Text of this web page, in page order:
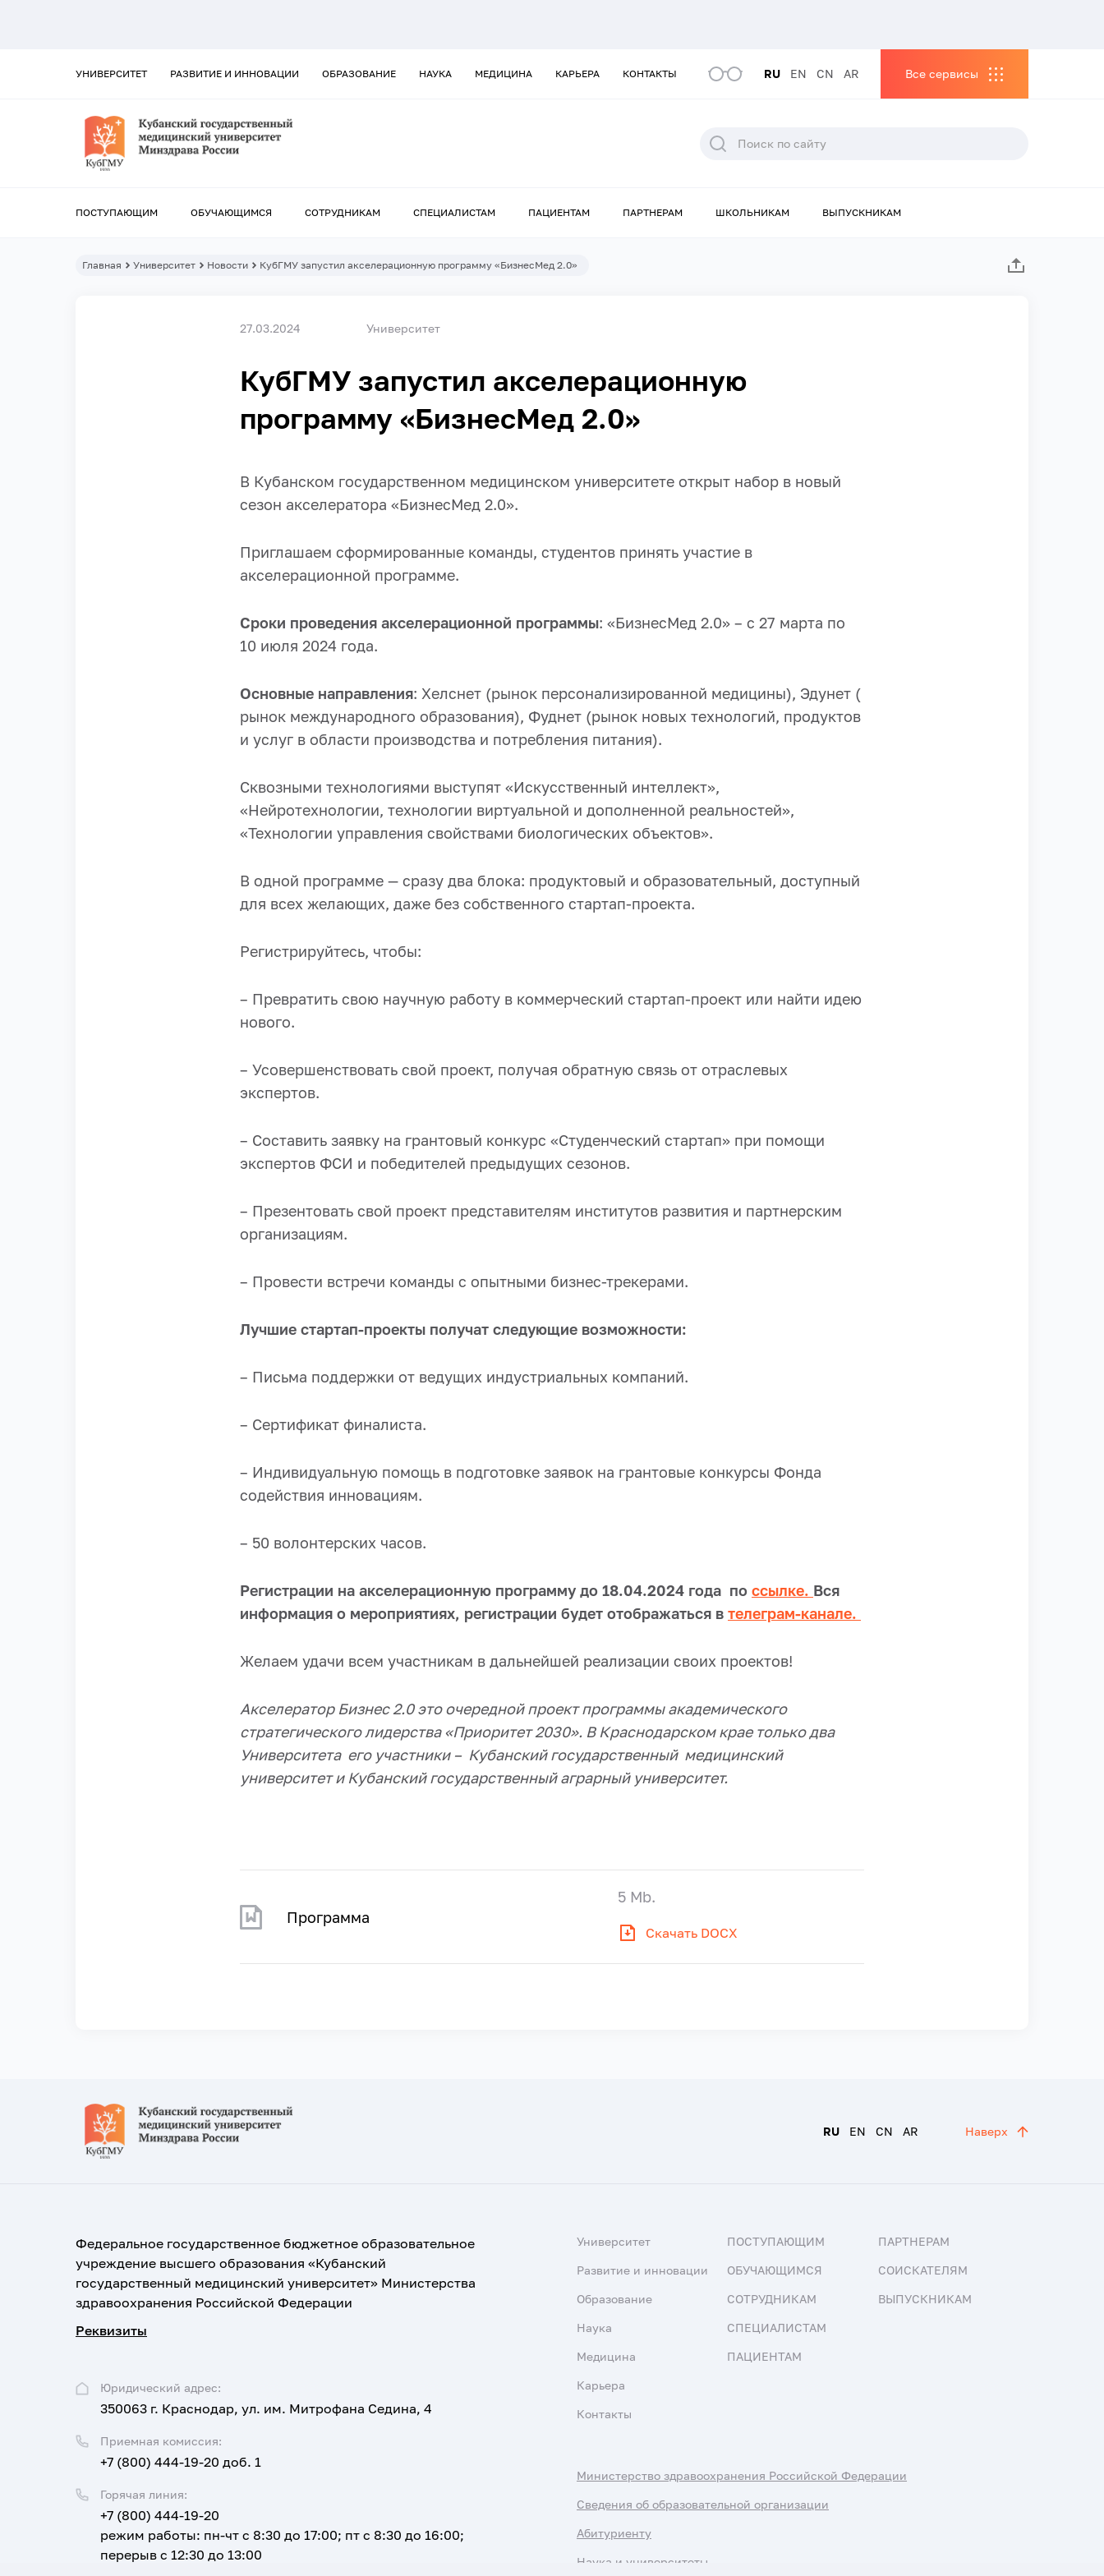
УНИВЕРСИТЕТ РАЗВИТИЕ И ИННОВАЦИИ ОБРАЗОВАНИЕ НАУКА МЕДИЦИНА КАРЬЕРА КОНТАКТЫ RU EN CN AR Все сервисы
ПОСТУПАЮЩИМ ОБУЧАЮЩИМСЯ СОТРУДНИКАМ СПЕЦИАЛИСТАМ ПАЦИЕНТАМ ПАРТНЕРАМ ШКОЛЬНИКАМ ВЫПУСКНИКАМ
Главная Университет Новости КубГМУ запустил акселерационную программу «БизнесМед 2.0»
27.03.2024 Университет
КубГМУ запустил акселерационную
программу «БизнесМед 2.0»
В Кубанском государственном медицинском университете открыт набор в новый
сезон акселератора «БизнесМед 2.0».
Приглашаем сформированные команды, студентов принять участие в
акселерационной программе.
Сроки проведения акселерационной программы: «БизнесМед 2.0» – с 27 марта по
10 июля 2024 года.
Основные направления: Хелснет (рынок персонализированной медицины), Эдунет (
рынок международного образования), Фуднет (рынок новых технологий, продуктов
и услуг в области производства и потребления питания).
Сквозными технологиями выступят «Искусственный интеллект»,
«Нейротехнологии, технологии виртуальной и дополненной реальностей»,
«Технологии управления свойствами биологических объектов».
В одной программе — сразу два блока: продуктовый и образовательный, доступный
для всех желающих, даже без собственного стартап-проекта.
Регистрируйтесь, чтобы:
– Превратить свою научную работу в коммерческий стартап-проект или найти идею
нового.
– Усовершенствовать свой проект, получая обратную связь от отраслевых
экспертов.
– Составить заявку на грантовый конкурс «Студенческий стартап» при помощи
экспертов ФСИ и победителей предыдущих сезонов.
– Презентовать свой проект представителям институтов развития и партнерским
организациям.
– Провести встречи команды с опытными бизнес-трекерами.
Лучшие стартап-проекты получат следующие возможности:
– Письма поддержки от ведущих индустриальных компаний.
– Сертификат финалиста.
– Индивидуальную помощь в подготовке заявок на грантовые конкурсы Фонда
содействия инновациям.
– 50 волонтерских часов.
Регистрации на акселерационную программу до 18.04.2024 года по ссылке. Вся
информация о мероприятиях, регистрации будет отображаться в телеграм-канале.
Желаем удачи всем участникам в дальнейшей реализации своих проектов!
Акселератор Бизнес 2.0 это очередной проект программы академического
стратегического лидерства «Приоритет 2030». В Краснодарском крае только два
Университета его участники – Кубанский государственный медицинский
университет и Кубанский государственный аграрный университет.
Программа
Скачать DOCX
5 Mb.
RU EN CN AR Наверх
Федеральное государственное бюджетное образовательное
учреждение высшего образования «Кубанский
государственный медицинский университет» Министерства
здравоохранения Российской Федерации
Реквизиты
Юридический адрес:
350063 г. Краснодар, ул. им. Митрофана Седина, 4
Приемная комиссия:
+7 (800) 444-19-20 доб. 1
Горячая линия:
+7 (800) 444-19-20
режим работы: пн-чт с 8:30 до 17:00; пт с 8:30 до 16:00;
перерыв с 12:30 до 13:00
Университет
Развитие и инновации
Образование
Наука
Медицина
Карьера
Контакты
ПОСТУПАЮЩИМ
ОБУЧАЮЩИМСЯ
СОТРУДНИКАМ
СПЕЦИАЛИСТАМ
ПАЦИЕНТАМ
ПАРТНЕРАМ
СОИСКАТЕЛЯМ
ВЫПУСКНИКАМ
Министерство здравоохранения Российской Федерации
Сведения об образовательной организации
Абитуриенту
Наука и университеты